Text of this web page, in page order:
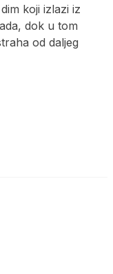
koji izlazi iz
dok u tom
od daljeg